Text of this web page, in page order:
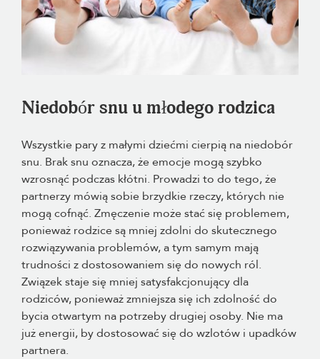
Niedobór snu u młodego rodzica
Wszystkie pary z małymi dziećmi cierpią na niedobór
snu. Brak snu oznacza, że emocje mogą szybko
wzrosnąć podczas kłótni. Prowadzi to do tego, że
partnerzy mówią sobie brzydkie rzeczy, których nie
mogą cofnąć. Zmęczenie może stać się problemem,
ponieważ rodzice są mniej zdolni do skutecznego
rozwiązywania problemów, a tym samym mają
trudności z dostosowaniem się do nowych ról.
Związek staje się mniej satysfakcjonujący dla
rodziców, ponieważ zmniejsza się ich zdolność do
bycia otwartym na potrzeby drugiej osoby. Nie ma
już energii, by dostosować się do wzlotów i upadków
partnera.